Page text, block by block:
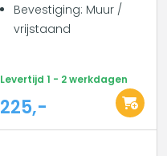
Bevestiging: Muur /
vrijstaand
Levertijd 1 - 2 werkdagen
225,-